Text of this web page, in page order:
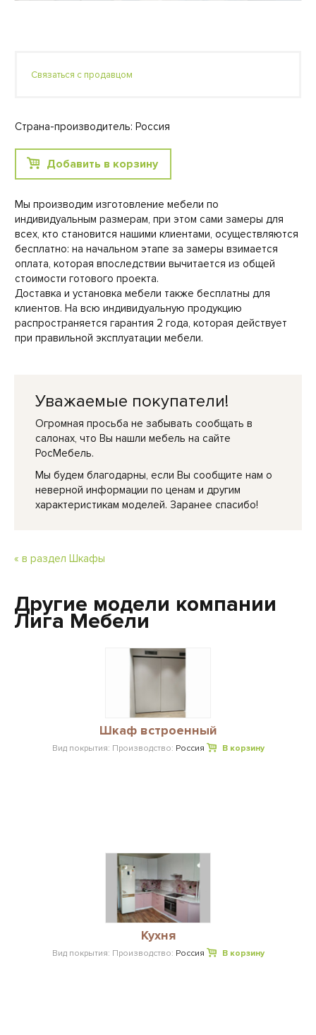
Связаться с продавцом
Страна-производитель: Россия
Добавить в корзину
Мы производим изготовление мебели по
индивидуальным размерам, при этом сами замеры для
всех, кто становится нашими клиентами, осуществляются
бесплатно: на начальном этапе за замеры взимается
оплата, которая впоследствии вычитается из общей
стоимости готового проекта.
Доставка и установка мебели также бесплатны для
клиентов. На всю индивидуальную продукцию
распространяется гарантия 2 года, которая действует
при правильной эксплуатации мебели.
Уважаемые покупатели!
Огромная просьба не забывать сообщать в
салонах, что Вы нашли мебель на сайте
РосМебель.
Мы будем благодарны, если Вы сообщите нам о
неверной информации по ценам и другим
характеристикам моделей. Заранее спасибо!
« в раздел Шкафы
Другие модели компании
Лига Мебели
Шкаф встроенный
Вид покрытия: Производство: Россия В корзину
Кухня
Вид покрытия: Производство: Россия В корзину